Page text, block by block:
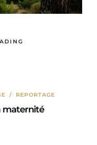
/ REPORTAGE
maternité